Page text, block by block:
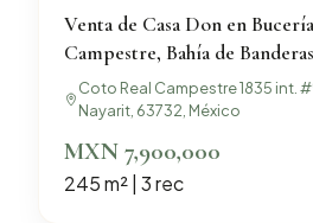
Venta de Casa Don en
Campestre, Bahía de Banderas
Coto Real Campestre 1835 int.
Nayarit, 63732, México
MXN 7,900,000
245 m² | 3 rec